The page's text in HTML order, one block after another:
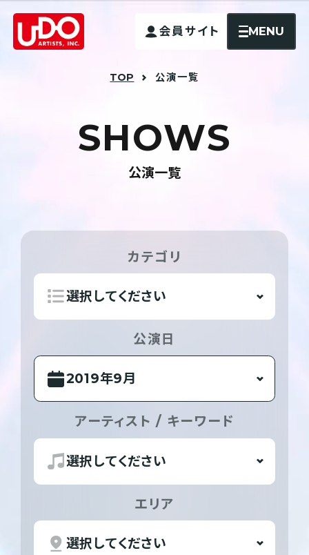
会員サイト MENU
TOP 公演一覧
SHOWS
公演一覧
カテゴリ
公演日
アーティスト / キーワード
エリア